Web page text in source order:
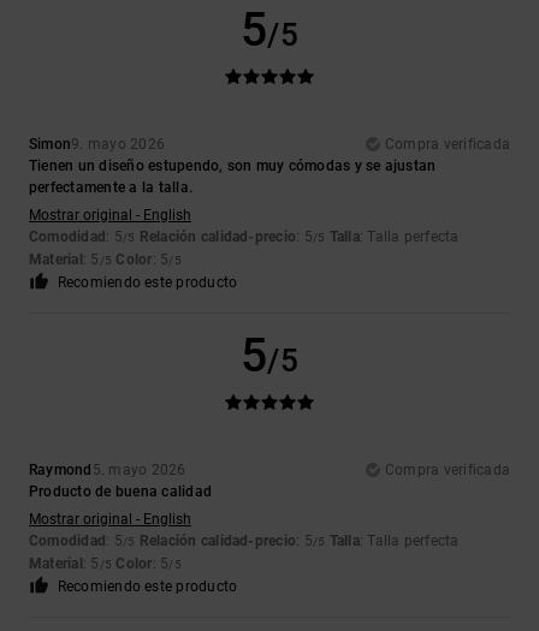
5/5
Simon9. mayo 2026
Compra verificada
Tienen un diseño estupendo, son muy cómodas y se ajustan
perfectamente a la talla.
Mostrar original - English
Comodidad : 5/5 Relación calidad-precio: 5/5 Talla: Talla perfecta
Material : 5 /5 Color: 5/5
Recomiendo este producto
5/5
Raymond 5. mayo 2026
Compra verificada
Producto de buena calidad
Mostrar original - English
Comodidad : 5/5 Relación calidad-precio: 5/5 Talla: Talla perfecta
Material : 5 /5 Color: 5/5
Recomiendo este producto